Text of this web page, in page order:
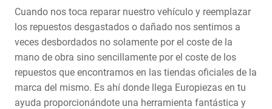
Cuando nos toca reparar nuestro vehículo y reemplazar
los repuestos desgastados o dañado nos sentimos a
veces desbordados no solamente por el coste de la
mano de obra sino sencillamente por el coste de los
repuestos que encontramos en las tiendas oficiales de la
marca del mismo. Es ahí donde llega Europiezas en tu
ayuda proporcionándote una herramienta fantástica y